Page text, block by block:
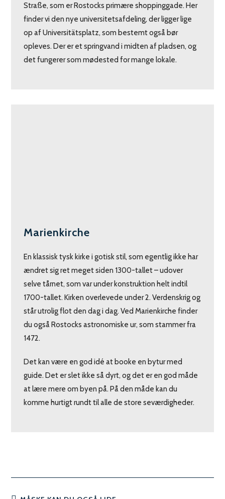
Straße, som er Rostocks primære shoppinggade. Her
finder vi den nye universitetsafdeling, der ligger lige
op af Universitätsplatz, som bestemt også bør
opleves. Der er et springvand i midten af pladsen, og
det fungerer som mødested for mange lokale.
Marienkirche
En klassisk tysk kirke i gotisk stil, som egentlig ikke har
ændret sig ret meget siden 1300-tallet – udover
selve tårnet, som var under konstruktion helt indtil
1700-tallet. Kirken overlevede under 2. Verdenskrig og
står utrolig flot den dag i dag. Ved Marienkirche finder
du også Rostocks astronomiske ur, som stammer fra
1472.
Det kan være en god idé at booke en bytur med
guide. Det er slet ikke så dyrt, og det er en god måde
at lære mere om byen på. På den måde kan du
komme hurtigt rundt til alle de store seværdigheder.